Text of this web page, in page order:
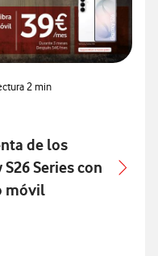
2 min
con
relacionados con
de los
Series con
móvil